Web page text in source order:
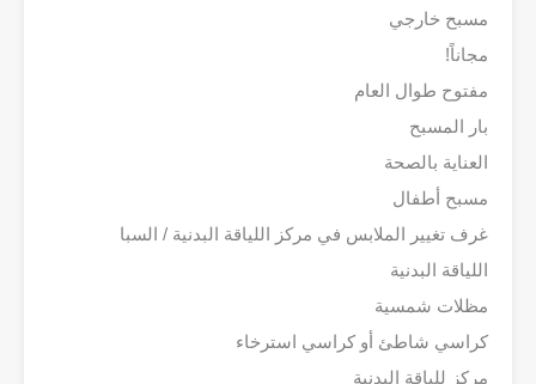
مسبح خارجي
مجاناً!
مفتوح طوال العام
بار المسبح
العناية بالصحة
مسبح أطفال
غرف تغيير الملابس في مركز اللياقة البدنية / السبا
اللياقة البدنية
مظلات شمسية
كراسي شاطئ أو كراسي استرخاء
مركز للياقة البدنية